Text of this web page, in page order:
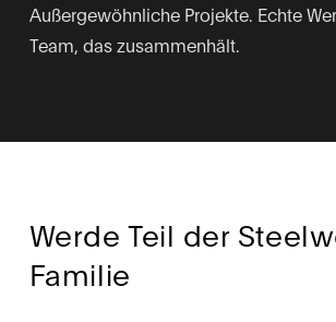
Außergewöhnliche Projekte. Echte
Team, das zusammenhält.
Werde Teil der
Familie